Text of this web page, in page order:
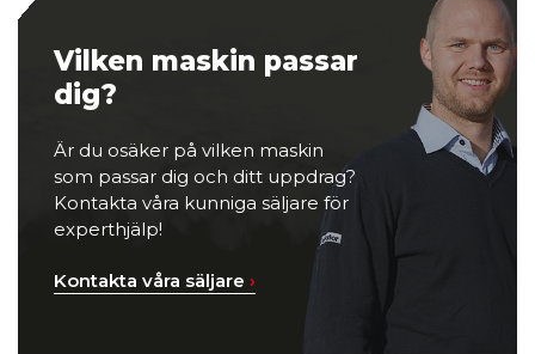
Vilken maskin passar
dig?
Är du osäker på vilken maskin
som passar dig och ditt uppdrag?
Kontakta våra kunniga säljare för
experthjälp!
Kontakta våra säljare ›